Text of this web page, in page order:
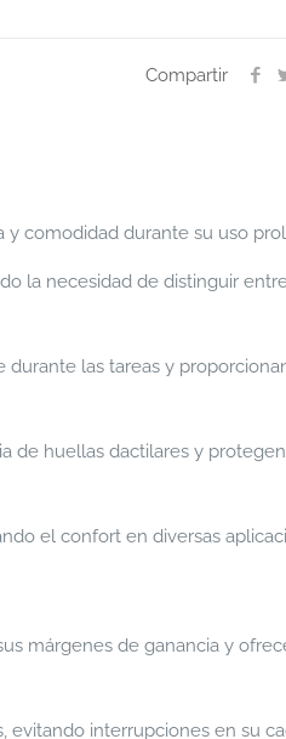
Compartir
y comodidad durante su uso
la necesidad de distinguir
las tareas y
de huellas dactilares y
el confort en diversas
márgenes de ganancia y
interrupciones en su